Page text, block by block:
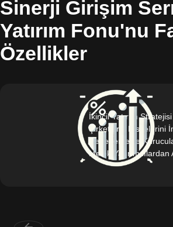
Sinerji Girişim
Yatırım Fonu'nu
Özellikler
İkincil Yatırım
Şirketlerin Hisselerini
Değerleme ile
Melek Yatırımcılardan